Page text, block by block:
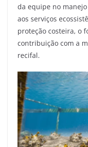
da equipe no
aos serviços
proteção costeira, o
contribuição com a
recifal.